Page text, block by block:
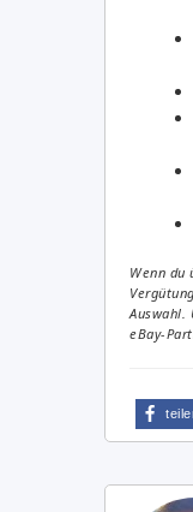
Wenn du
Auswahl.
eBay-